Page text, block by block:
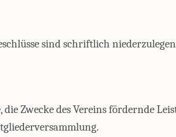
sind schriftlich
Zwecke des Vereins fördernde